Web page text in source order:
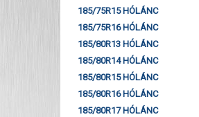
185/75R15 HÓLÁNC
185/75R16 HÓLÁNC
185/80R13 HÓLÁNC
185/80R14 HÓLÁNC
185/80R15 HÓLÁNC
185/80R16 HÓLÁNC
185/80R17 HÓLÁNC